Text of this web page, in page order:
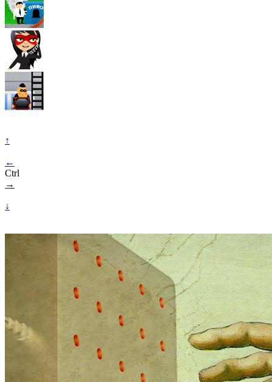
↑
←
Ctrl
→
↓